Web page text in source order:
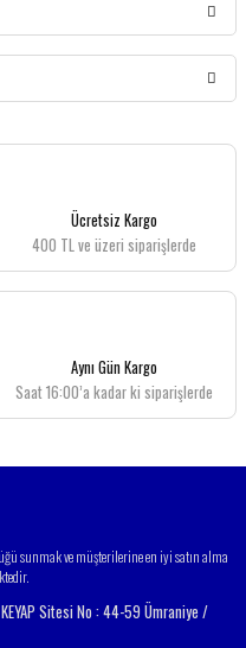
siz yapın!
ve diğer konularda yetersiz
Ücretsiz Kargo
400 TL ve üzeri siparişlerde
Aynı Gün Kargo
Saat 16:00’a kadar ki siparişlerde
sunmak ve müşterilerine en iyi satın alma
Sitesi No : 44-59 Ümraniye /